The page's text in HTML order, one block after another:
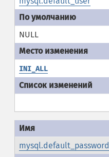
NULL
INI_ALL
mysql.default_password